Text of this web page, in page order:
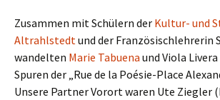
Zusammen mit Schülern der Kultur- und
Altrahlstedtund der Französischlehrerin
wandelten Marie Tabuena und Viola
Spuren der „Rue de la Poésie-Place
Unsere Partner Vorort waren Ute Ziegler